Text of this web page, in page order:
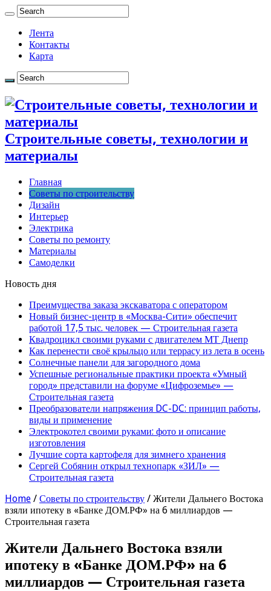
Лента
Контакты
Карта
Строительные советы, технологии и
материалы
Главная
Советы по строительству
Дизайн
Интерьер
Электрика
Советы по ремонту
Материалы
Самоделки
Новость дня
Преимущества заказа экскаватора с оператором
Новый бизнес-центр в «Москва-Сити» обеспечит
работой 17,5 тыс. человек — Строительная газета
Квадроцикл своими руками с двигателем МТ Днепр
Как перенести своё крыльцо или террасу из лета в осень
Солнечные панели для загородного дома
Успешные региональные практики проекта «Умный
город» представили на форуме «Цифроземье» —
Строительная газета
Преобразователи напряжения DC-DC: принцип работы,
виды и применение
Электрокотел своими руками: фото и описание
изготовления
Лучшие сорта картофеля для зимнего хранения
Сергей Собянин открыл технопарк «ЗИЛ» —
Строительная газета
Home / Советы по строительству / Жители Дальнего Востока
взяли ипотеку в «Банке ДОМ.РФ» на 6 миллиардов —
Строительная газета
Жители Дальнего Востока взяли
ипотеку в «Банке ДОМ.РФ» на 6
миллиардов — Строительная газета